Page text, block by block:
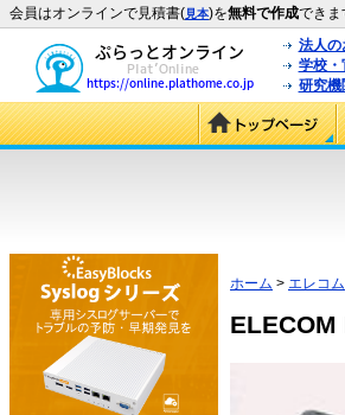
会員はオンラインで見積書(見本)を無料で作成できま
法人の
学校・
研究機
ホーム > エレコム